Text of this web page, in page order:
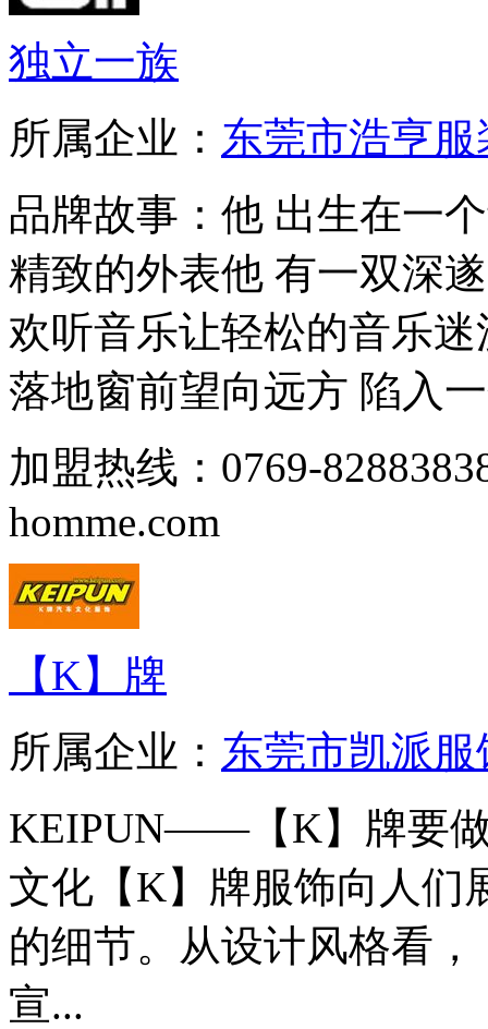
独立一族
所属企业： 东莞市浩亨
品牌故事：他 出生在一
精致的外表他 有一双深
欢听音乐让轻松的音乐
落地窗前望向远方 陷入
加盟热线：0769-
homme.com
【K】牌
所属企业： 东莞市凯派
KEIPUN——【K】牌要
文化【K】牌服饰向人们
的细节。从设计风格看
宣...